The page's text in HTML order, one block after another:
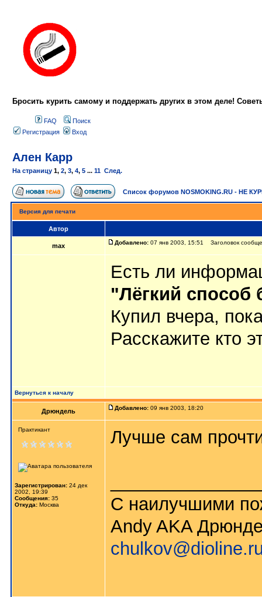
Бросить курить самому и поддержать других в этом деле!
FAQ
Поиск
Регистрация
Вход
Ален Карр
На страницу 1, 2, 3, 4, 5 ... 11 След.
Список форумов NOSMOKING.RU - НЕ
Версия для печати
Автор
max Добавлено: 07 янв 2003, 15:51 Заголовок
Есть ли
"Лёгкий способ
Купил вчера,
Расскажите кто
Вернуться к началу
Дрюндель Добавлено: 09 янв 2003, 18:20
Практикант
Зарегистрирован: 24 дек
2002, 19:39
Сообщения: 35
Откуда: Москва
Лучше сам
С наилучшими
Andy AKA